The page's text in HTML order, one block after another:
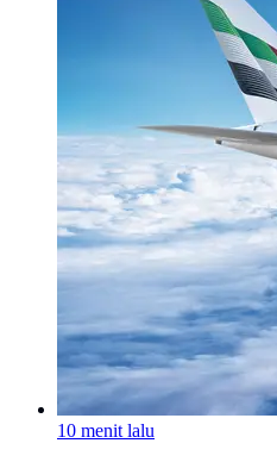
10 menit lalu